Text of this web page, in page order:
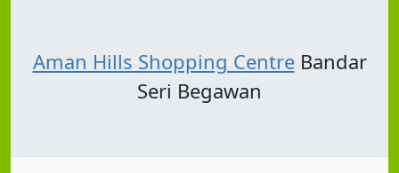
Aman Hills Shopping CentreBandar
Seri Begawan